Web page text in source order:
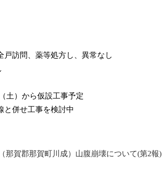
戸訪問、薬等処方し、異常なし
土）から仮設工事予定
と併せ工事を検討中
那賀郡那賀町川成）山腹崩壊について(第2報)